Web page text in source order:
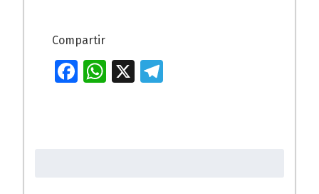
Compartir
Fa
W
X